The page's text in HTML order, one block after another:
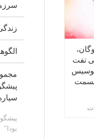
بودا"
تفت
قسمت